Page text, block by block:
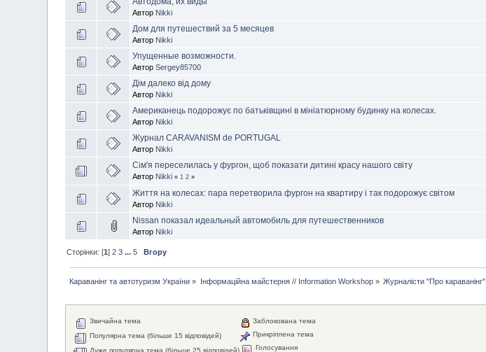
Автор Nikki
Дом для путешествий за 5 месяцев
Автор Nikki
Упущенные возможности.
АвторSergey85700
Дім далеко від дому
Автор Nikki
Американець подорожує по батьківщині в мініатюрному будинку на колесах.
Автор Nikki
Журнал CARAVANISM de PORTUGAL
Автор Nikki
Сім'я переселилась у фургон, щоб показати дитині красу нашого світу
Автор Nikki «1 2 »
Життя на колесах: пара перетворила фургон на квартиру і так подорожує світом
Автор Nikki
Nissan показал идеальный автомобиль для путешественников
Автор Nikki
Сторінки: [1]2 3 ...5 Вгору
Караванінг та автотуризм України » Інформаційна майстерня // Information Workshop» Журналісти "Про караванінг"
Звичайна тема
Популярна тема (більше 15 відповідей)
Дуже популярна тема (більше 25 відповідей)
Заблокована тема
Прикріплена тема
Голосування